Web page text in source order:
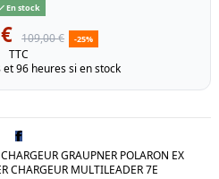
En stock
109,00 € -25%
TTC
96 heures si en stock
CHARGEUR GRAUPNER POLARON EX
CHARGEUR MULTILEADER 7E